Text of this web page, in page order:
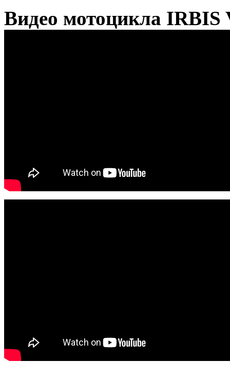
Видео мотоцикла IRBIS